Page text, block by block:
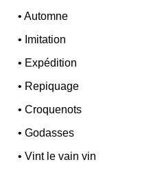
•Automne
• Imitation
• Expédition
• Repiquage
•Croquenots
•Godasses
•Vint le vain vin